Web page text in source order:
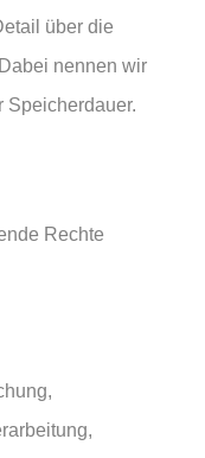
über die
nennen wir
Speicherdauer.
Rechte